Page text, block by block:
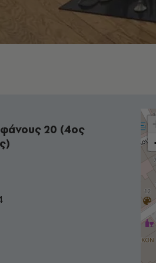
20 (4ος